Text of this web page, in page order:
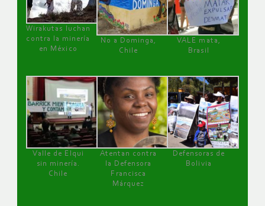
Wirakutas luchan
contra la minería
en México
No a Dominga,
Chile
VALE mata,
Brasil
Valle de Elqui
sin minería.
Chile
Atentan contra
la Defensora
Francisca
Márquez
Defensoras de
Bolivia